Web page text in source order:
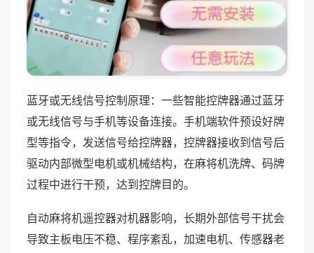
蓝牙或无线信号控制原理：一些智能控牌器通过蓝牙
或无线信号与手机等设备连接。手机端软件预设好牌
型等指令，发送信号给控牌器，控牌器接收到信号后
驱动内部微型电机或机械结构，在麻将机洗牌、码牌
过程中进行干预，达到控牌目的。
自动麻将机遥控器对机器影响，长期外部信号干扰会
导致主板电压不稳、程序紊乱，加速电机、传感器老